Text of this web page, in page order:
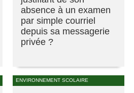
absence à un examen
par simple courriel
depuis sa messagerie
privée ?
ENVIRONNEMENT SCOLAIRE